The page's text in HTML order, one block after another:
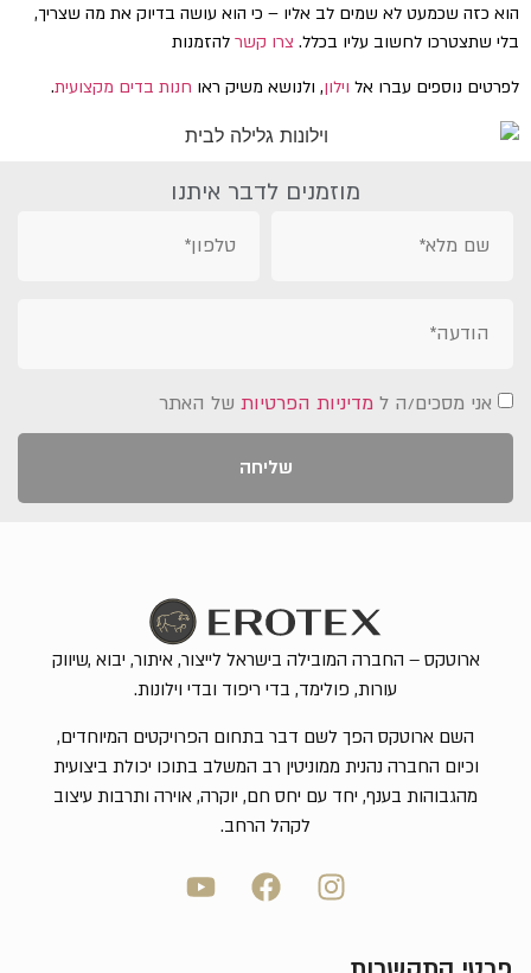
הוא כזה שכמעט לא שמים לב אליו – כי הוא עושה בדיוק את מה שצריך,
בלי שתצטרכו לחשוב עליו בכלל. צרו קשר להזמנות
לפרטים נוספים עברו אל וילון, ולנושא משיק ראו חנות בדים מקצועית.
מוזמנים לדבר איתנו
אני מסכים/ה ל מדיניות הפרטיות של האתר
שליחה
ארוטקס – החברה המובילה בישראל לייצור, איתור, יבוא ,שיווק
עורות, פולימד, בדי ריפוד ובדי וילונות.
השם ארוטקס הפך לשם דבר בתחום הפרויקטים המיוחדים,
וכיום החברה נהנית ממוניטין רב המשלב בתוכו יכולת ביצועית
מהגבוהות בענף, יחד עם יחס חם, יוקרה, אוירה ותרבות עיצוב
לקהל הרחב.